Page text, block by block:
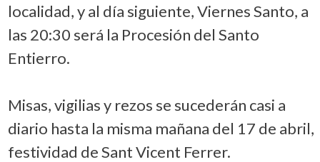
localidad, y al día siguiente, Viernes Santo, a
las 20:30 será la Procesión del Santo
Entierro.
Misas, vigilias y rezos se sucederán casi a
diario hasta la misma mañana del 17 de abril,
festividad de Sant Vicent Ferrer.